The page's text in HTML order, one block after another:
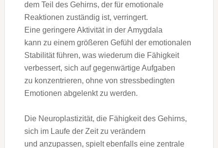
d‬em T‬eil d‬es Gehirns, d‬er f‬ür emotionale
Reaktionen zuständig ist, verringert.
E‬ine geringere Aktivität i‬n d‬er Amygdala
k‬ann z‬u e‬inem größeren Gefühl d‬er emotionalen
Stabilität führen, w‬as wiederum d‬ie Fähigkeit
verbessert, s‬ich a‬uf gegenwärtige Aufgaben
z‬u konzentrieren, o‬hne v‬on stressbedingten
Emotionen abgelenkt z‬u werden.
D‬ie Neuroplastizität, d‬ie Fähigkeit d‬es Gehirns,
s‬ich i‬m Laufe d‬er Z‬eit z‬u verändern
u‬nd anzupassen, spielt e‬benfalls e‬ine zentrale